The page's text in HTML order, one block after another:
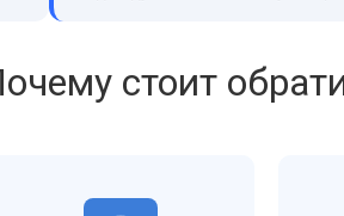
стоит